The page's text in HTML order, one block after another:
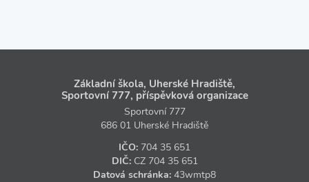
Základní škola, Uherské Hradiště,
Sportovní 777, příspěvková organizace
Sportovní 777
686 01 Uherské Hradiště
IČO: 704 35 651
DIČ: CZ 704 35 651
Datová schránka: 43wmtp8